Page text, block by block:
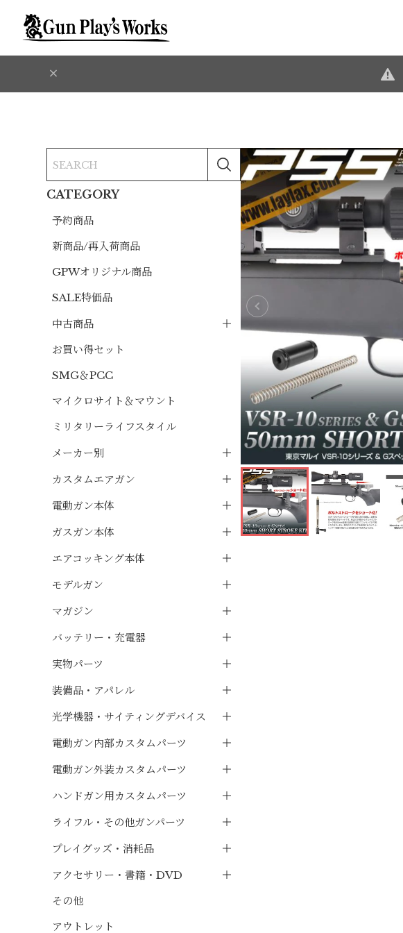
CATEGORY
予約商品
新商品/再入荷商品
GPWオリジナル商品
SALE特価品
中古商品
お買い得セット
SMG＆PCC
マイクロサイト＆マウント
ミリタリーライフスタイル
メーカー別
カスタムエアガン
電動ガン本体
ガスガン本体
エアコッキング本体
モデルガン
マガジン
バッテリー・充電器
実物パーツ
装備品・アパレル
光学機器・サイティングデバイス
電動ガン内部カスタムパーツ
電動ガン外装カスタムパーツ
ハンドガン用カスタムパーツ
ライフル・その他ガンパーツ
プレイグッズ・消耗品
アクセサリー・書籍・DVD
その他
アウトレット